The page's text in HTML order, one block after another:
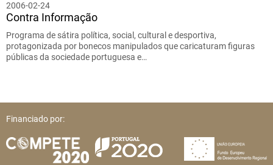
2006-02-24
Contra Informação
Programa de sátira política, social, cultural e desportiva,
protagonizada por bonecos manipulados que caricaturam figuras
públicas da sociedade portuguesa e…
Financiado por: